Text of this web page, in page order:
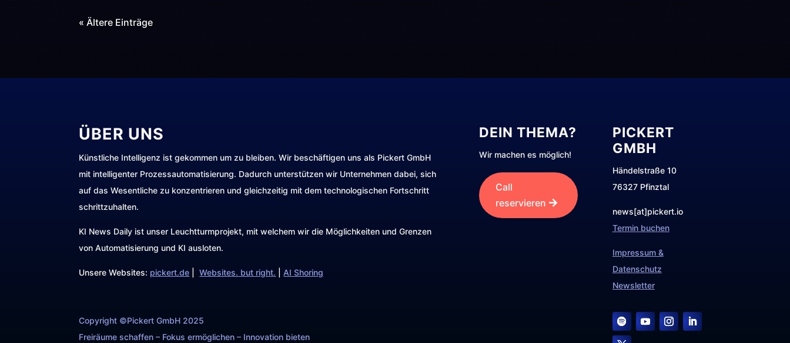
« Ältere Einträge
ÜBER UNS
Künstliche Intelligenz ist gekommen um zu bleiben. Wir beschäftigen uns als Pickert GmbH
mit intelligenter Prozessautomatisierung. Dadurch unterstützen wir Unternehmen dabei, sich
auf das Wesentliche zu konzentrieren und gleichzeitig mit dem technologischen Fortschritt
schrittzuhalten.
KI News Daily ist unser Leuchtturmprojekt, mit welchem wir die Möglichkeiten und Grenzen
von Automatisierung und KI ausloten.
Unsere Websites: pickert.de |Websites. but right. |AI Shoring
DEIN THEMA?
Wir machen es möglich!
Call
reservieren
PICKERT
GMBH
Händelstraße 10
76327 Pfinztal
news[at]pickert.io
Termin buchen
Impressum &
Datenschutz
Newsletter
Copyright ©Pickert GmbH 2025
Freiräume schaffen – Fokus ermöglichen – Innovation bieten